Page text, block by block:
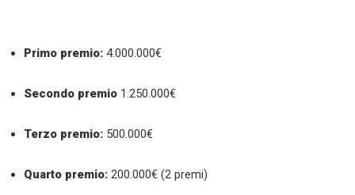
Primo premio: 4.000.000€
Secondo premio 1.250.000€
Terzo premio: 500.000€
Quarto premio: 200.000€ (2 premi)